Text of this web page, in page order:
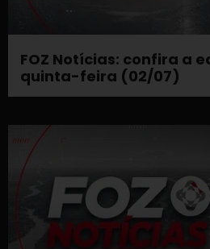
FOZ Notícias: confira a
quinta-feira (02/07)